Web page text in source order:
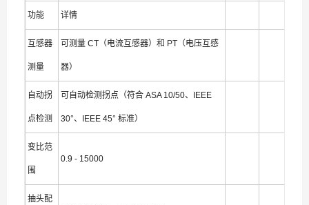
功能 详情
互感器
测量
可测量 CT（电流互感器）和 PT（电压互感
器）
自动拐
点检测
可自动检测拐点（符合 ASA 10/50、IEEE
30°、IEEE 45° 标准）
变比范
围
0.9 - 15000
抽头配